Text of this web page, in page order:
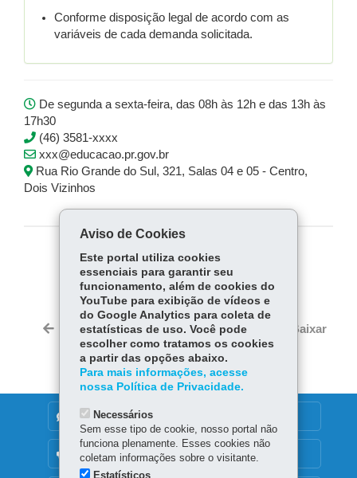
Conforme disposição legal de acordo com as
variáveis de cada demanda solicitada.
De segunda a sexta-feira, das 08h às 12h e das 13h às
17h30
(46) 3581-xxxx
xxx@educacao.pr.gov.br
Rua Rio Grande do Sul, 321, Salas 04 e 05 - Centro,
Dois Vizinhos
COMPARTILHE:
Fa
ce
bo
ok
Tw
itt
er
W
ha
ts
Ap
Voltar Início Imprimir Baixar
DENUNCIE CORRUPÇÃO
OUVIDORIA
Aviso de Cookies
Este portal utiliza cookies
essenciais para garantir seu
funcionamento, além de cookies do
YouTube para exibição de vídeos e
do Google Analytics para coleta de
estatísticas de uso. Você pode
escolher como tratamos os cookies
a partir das opções abaixo.
Para mais informações, acesse
nossa Política de Privacidade.
Necessários
Sem esse tipo de cookie, nosso portal não
funciona plenamente. Esses cookies não
coletam informações sobre o visitante.
Estatísticos